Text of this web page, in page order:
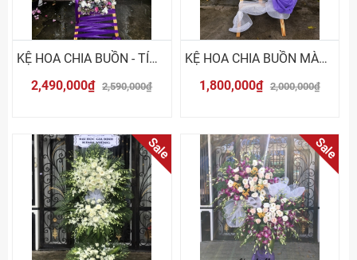
KỆ HOA CHIA BUỒN - TÍM TRẮNG
2,490,000₫ 2,590,000₫
KỆ HOA CHIA BUỒN MÀU TRẮNG TÍM
1,800,000₫ 2,000,000₫
Sale Sale